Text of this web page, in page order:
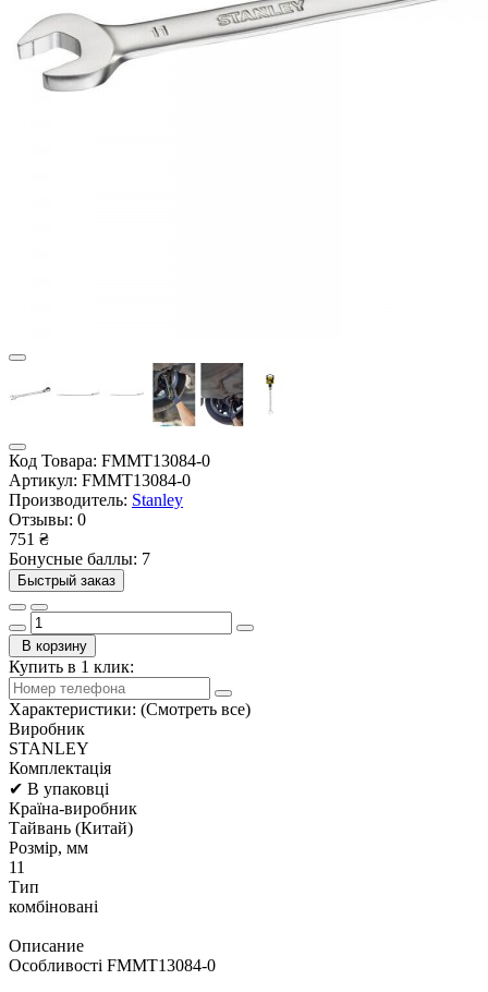
Код Товара: FMMT13084-0
Артикул: FMMT13084-0
Производитель: Stanley
Отзывы: 0
751 ₴
Бонусные баллы: 7
Быстрый заказ
В корзину
Купить в 1 клик:
Характеристики: (Смотреть все)
Виробник
STANLEY
Комплектація
✔ В упаковці
Країна-виробник
Тайвань (Китай)
Розмір, мм
11
Тип
комбіновані
Описание
Особливості FMMT13084-0